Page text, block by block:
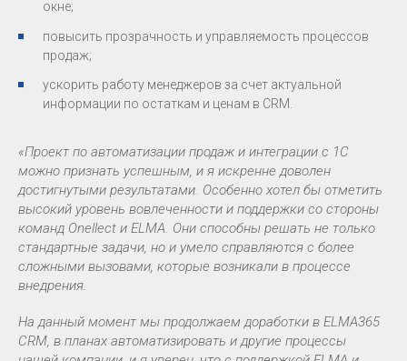
окне;
повысить прозрачность и управляемость процессов
продаж;
ускорить работу менеджеров за счет актуальной
информации по остаткам и ценам в CRM.
«Проект по автоматизации продаж и интеграции с 1С
можно признать успешным, и я искренне доволен
достигнутыми результатами. Особенно хотел бы отметить
высокий уровень вовлеченности и поддержки со стороны
команд Onellect и ELMA. Они способны решать не только
стандартные задачи, но и умело справляются с более
сложными вызовами, которые возникали в процессе
внедрения.
На данный момент мы продолжаем доработки в ELMA365
CRM, в планах автоматизировать и другие процессы